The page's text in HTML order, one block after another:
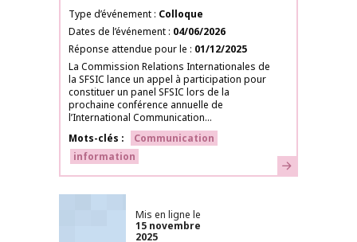
Type d’événement Colloque
Dates de l’événement 04/06/2026
Réponse attendue pour le
01/12/2025
La Commission Relations Internationales de
la SFSIC lance un appel à participation pour
constituer un panel SFSIC lors de la
prochaine conférence annuelle de
l’International Communication...
Mots-clés
Communication
information
En savoir plus
Mis en ligne le
15 novembre
2025